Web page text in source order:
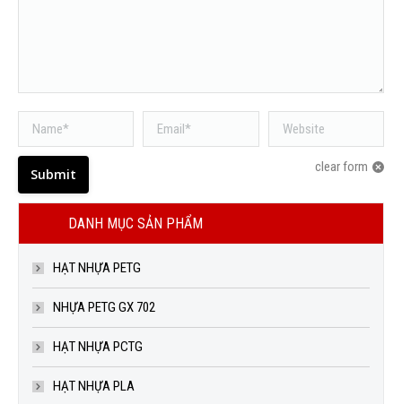
Name * Email * Website
clear form
Submit
DANH MỤC SẢN PHẨM
HẠT NHỰA PETG
NHỰA PETG GX 702
HẠT NHỰA PCTG
HẠT NHỰA PLA